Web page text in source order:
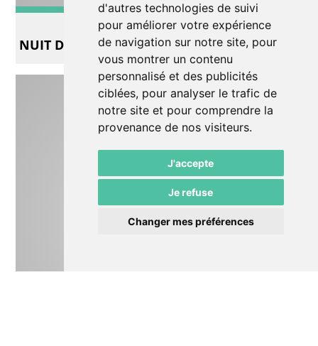
d'autres technologies de suivi
pour améliorer votre expérience
de navigation sur notre site, pour
vous montrer un contenu
personnalisé et des publicités
ciblées, pour analyser le trafic de
notre site et pour comprendre la
provenance de nos visiteurs.
J'accepte
Je refuse
Changer mes préférences
Lecture/conte
NUIT DE CONTES